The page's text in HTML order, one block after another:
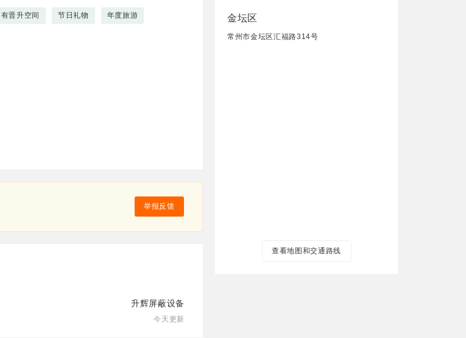
有晋升空间 节日礼物 年度旅游
举报反馈
升辉屏蔽设备
今天更新
金坛区
常州市金坛区汇福路314号
查看地图和交通路线